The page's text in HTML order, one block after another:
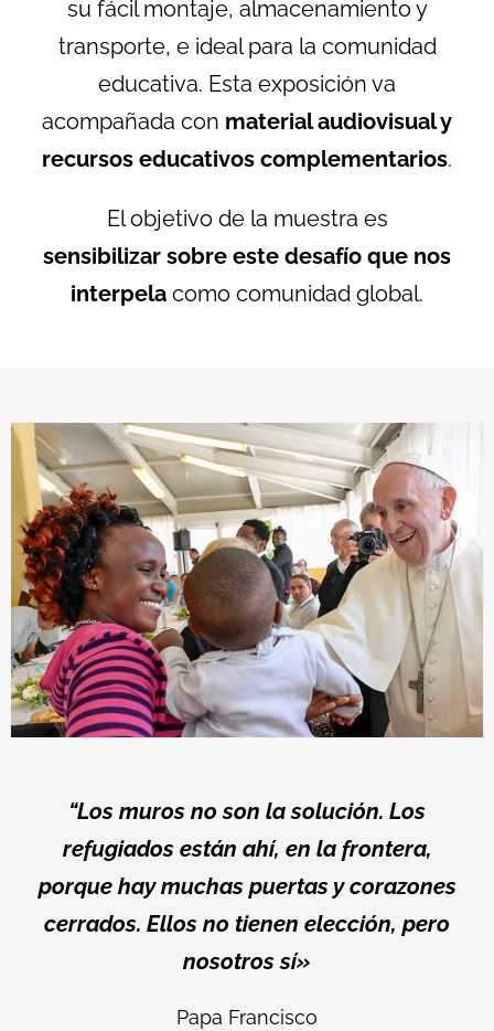
su fácil montaje, almacenamiento y
transporte, e ideal para la comunidad
educativa. Esta exposición va
acompañada con material audiovisual y
recursos educativos complementarios.
El objetivo de la muestra es
sensibilizar sobre este desafío que nos
interpela como comunidad global.
“Los muros no son la solución. Los
refugiados están ahí, en la frontera,
porque hay muchas puertas y corazones
cerrados. Ellos no tienen elección, pero
nosotros sí»
Papa Francisco